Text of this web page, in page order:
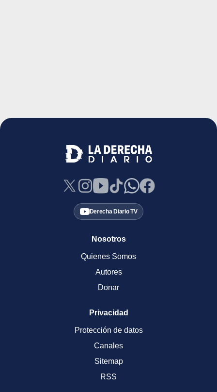
Derecha Diario TV
Nosotros
Quienes Somos
Autores
Donar
Privacidad
Protección de datos
Canales
Sitemap
RSS